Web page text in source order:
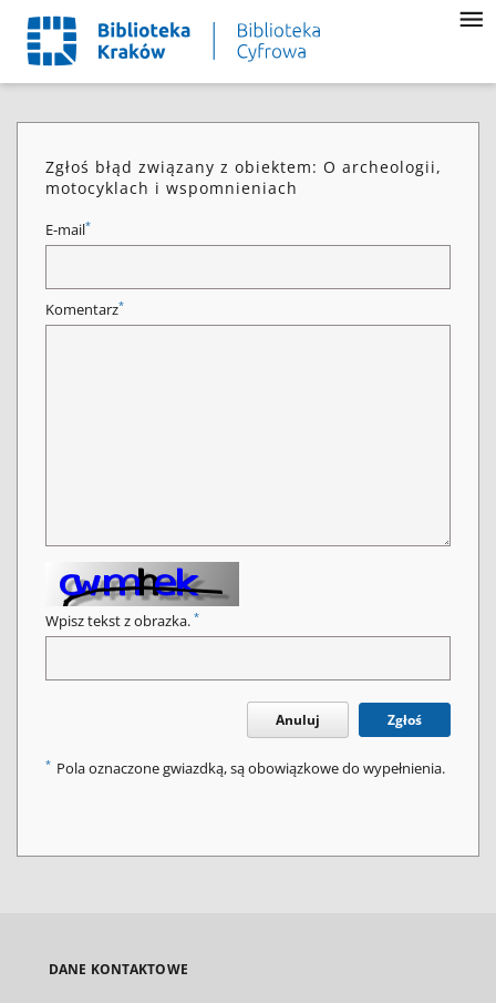
Zgłoś błąd związany z obiektem: O archeologii,
motocyklach i wspomnieniach
E-mail*
Komentarz*
Wpisz tekst z obrazka. *
Anuluj Zgłoś
* Pola oznaczone gwiazdką, są obowiązkowe do wypełnienia.
DANE KONTAKTOWE